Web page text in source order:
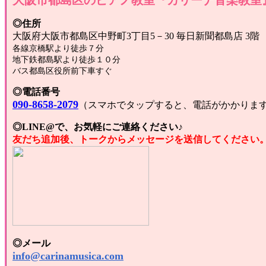
◎住所
大阪府大阪市都島区中野町3丁目5－30 毎日新聞都島店 3階
各線京橋駅より徒歩７分
地下鉄都島駅より徒歩１０分
バス都島区役所前下車すぐ
◎電話番号
090-8658-2079 （スマホでタップすると、電話がかかりま
◎LINE@で、お気軽にご連絡ください♪
友だち追加後、トークからメッセージを送信してください。
◎メール
info@carinamusica.com